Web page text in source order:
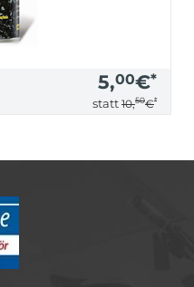
5,00€*
statt 10,50€*